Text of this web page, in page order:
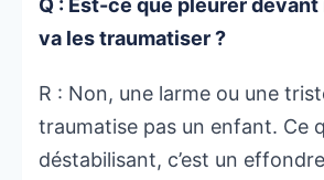
Q : Est-ce que pleurer
va les traumatiser ?
R : Non, une larme ou une
traumatise pas un enfant. Ce
déstabilisant, c’est un